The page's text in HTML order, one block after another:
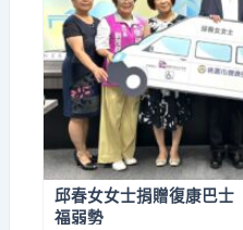
邱春女女士捐贈復康巴
福弱勢